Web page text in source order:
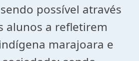
possível através
alunos a refletirem
marajoara e